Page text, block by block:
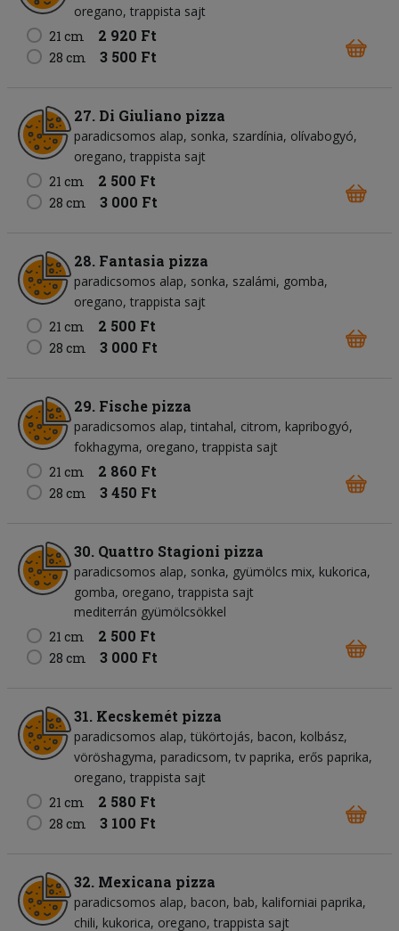
oregano trappista sajt
21 cm
2 920 Ft
28 cm 3 500 Ft
27. Di Giuliano pizza
paradicsomos alap sonka szardínia olívabogyó
oregano trappista sajt
21 cm
2 500 Ft
28 cm 3 000 Ft
28. Fantasia pizza
paradicsomos alap sonka szalámi gomba
oregano trappista sajt
21 cm
2 500 Ft
28 cm 3 000 Ft
29. Fische pizza
paradicsomos alap tintahal citrom kapribogyó
fokhagyma oregano trappista sajt
21 cm
2 860 Ft
28 cm 3 450 Ft
30. Quattro Stagioni pizza
paradicsomos alap sonka gyümölcs mix kukorica
gomba oregano trappista sajt
mediterrán gyümölcsökkel
21 cm
2 500 Ft
28 cm 3 000 Ft
31. Kecskemét pizza
paradicsomos alap tükörtojás bacon kolbász
vöröshagyma paradicsom tv paprika erős paprika
oregano trappista sajt
21 cm
2 580 Ft
28 cm 3 100 Ft
32. Mexicana pizza
paradicsomos alap bacon bab kaliforniai paprika
chili kukorica oregano trappista sajt